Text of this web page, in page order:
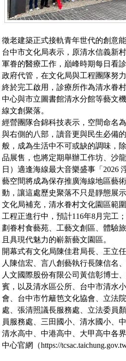
徵老建築正式接軌青年世代的創意能
台中市文化局表示，原清水信義新
軍眷的醫療工作，巔峰時期每日看
政府代管，在文化局與工程團隊努
終於完工啟用，診療所作為清水眷
中心與市立圖書館清水分館等藝文
線文創聚落。
經營團隊合錦科技表示，空間命名
與右側的八部，讀音更與民生必備
般，成為生活中不可或缺的調味，
品展售，也將定期舉辦工作坊、沙
日）適逢海線最大音樂盛事「2026
藝空間將成為保存推廣海線地區藝
動，讓這處歷史聚落不只是靜態展
文化局補充，清水眷村文化園區範
工程正進行中，預計116年8月完工
劃眷村食藝苑、工藝文創區、體驗
且具現代魅力的嶄新藝文園區。
開幕式有文化局陳佳君局長、王立
人陳信宏、言八創藝執行長陳信名
人文國際股份有限公司黃信彰博士
賓，以及清水區公所、台中市清水
會、台中市竹籬笆文化協會、立法
處、張清照議長服務處、立法委員
員服務處、三田國小、清水國小、
清水高中、中港高中、大甲高中各
中心官網（https://